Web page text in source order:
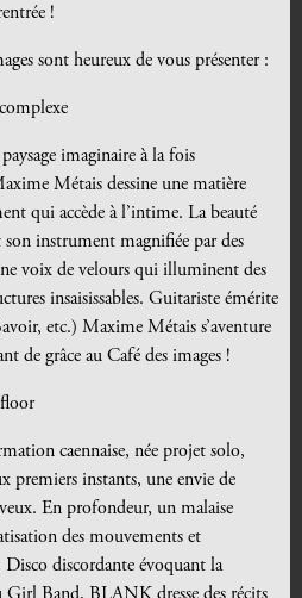
!
sont heureux de vous présenter :
imaginaire à la fois
Métais dessine une matière
qui accède à l’intime. La beauté
instrument magnifiée par des
voix de velours qui illuminent des
insaisissables. Guitariste émérite
etc.) Maxime Métais s’aventure
de grâce au Café des images !
caennaise, née projet solo,
premiers instants, une envie de
En profondeur, un malaise
des mouvements et
discordante évoquant la